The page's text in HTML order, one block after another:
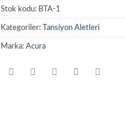
Stok kodu: BTA-1
Kategoriler: Tansiyon Aletleri
Marka: Acura